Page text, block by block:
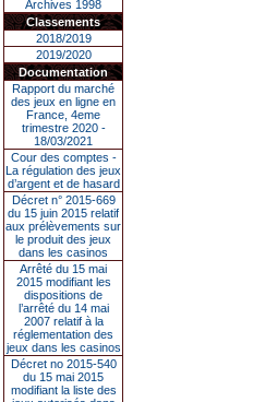
Archives 1998
Classements
2018/2019
2019/2020
Documentation
Rapport du marché
des jeux en ligne en
France, 4eme
trimestre 2020 -
18/03/2021
Cour des comptes -
La régulation des jeux
d’argent et de hasard
Décret n° 2015-669
du 15 juin 2015 relatif
aux prélèvements sur
le produit des jeux
dans les casinos
Arrêté du 15 mai
2015 modifiant les
dispositions de
l’arrêté du 14 mai
2007 relatif à la
réglementation des
jeux dans les casinos
Décret no 2015-540
du 15 mai 2015
modifiant la liste des